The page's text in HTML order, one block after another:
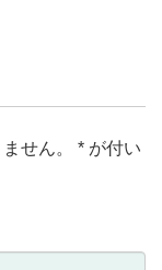
せん。 * が付い